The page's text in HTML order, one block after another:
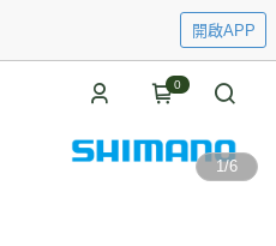
開啟APP
0
1/6